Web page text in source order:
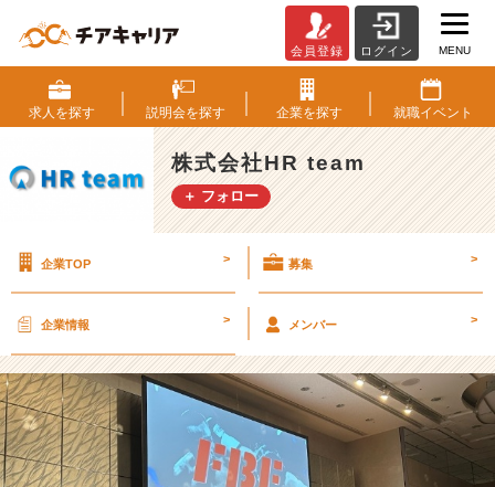
F
B
F・
フ
ル
ベ
ァ
ー
【株
式
会
社
H
会員登録 ログイン MENU
求人を探す 説明会を探す 企業を探す 就職イベント
株式会社HR team
＋ フォロー
企業TOP > 募集 >
企業情報 > メンバー >